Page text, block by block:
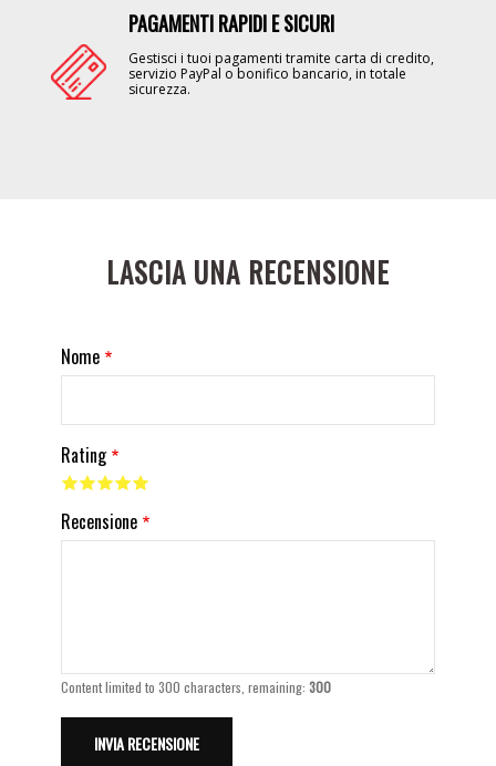
PAGAMENTI RAPIDI E SICURI
Gestisci i tuoi pagamenti tramite carta di credito,
servizio PayPal o bonifico bancario, in totale
sicurezza.
LASCIA UNA RECENSIONE
Nome
Rating
Recensione
Content limited to 300 characters, remaining:300